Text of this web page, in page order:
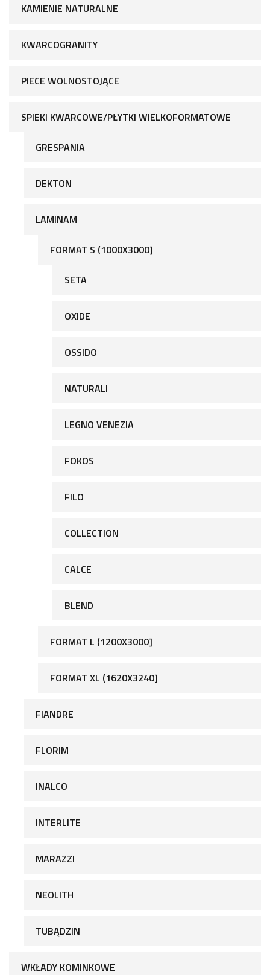
KAMIENIE NATURALNE
KWARCOGRANITY
PIECE WOLNOSTOJĄCE
SPIEKI KWARCOWE/PŁYTKI WIELKOFORMATOWE
GRESPANIA
DEKTON
LAMINAM
FORMAT S (1000X3000]
SETA
OXIDE
OSSIDO
NATURALI
LEGNO VENEZIA
FOKOS
FILO
COLLECTION
CALCE
BLEND
FORMAT L (1200X3000]
FORMAT XL (1620X3240]
FIANDRE
FLORIM
INALCO
INTERLITE
MARAZZI
NEOLITH
TUBĄDZIN
WKŁADY KOMINKOWE